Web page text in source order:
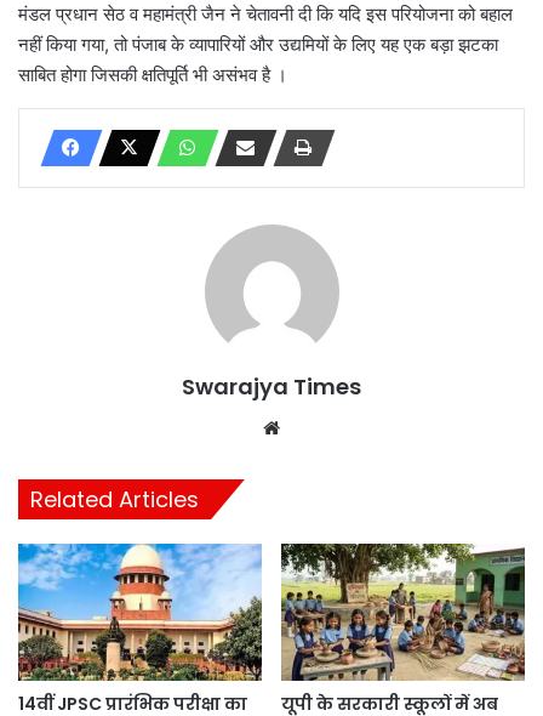
मंडल प्रधान सेठ व महामंत्री जैन ने चेतावनी दी कि यदि इस परियोजना को बहाल
नहीं किया गया, तो पंजाब के व्यापारियों और उद्यमियों के लिए यह एक बड़ा झटका
साबित होगा जिसकी क्षतिपूर्ति भी असंभव है ।
Swarajya Times
Related Articles
14वीं JPSC प्रारंभिक परीक्षा का
यूपी के सरकारी स्कूलों में अब